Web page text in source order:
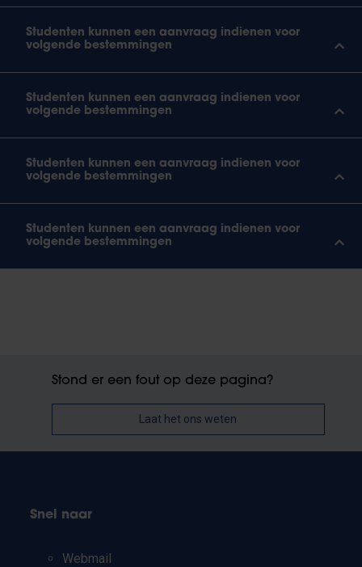
Studenten kunnen een aanvraag indienen voor
volgende bestemmingen
Studenten kunnen een aanvraag indienen voor
volgende bestemmingen
Studenten kunnen een aanvraag indienen voor
volgende bestemmingen
Studenten kunnen een aanvraag indienen voor
volgende bestemmingen
Stond er een fout op deze pagina?
Laat het ons weten
Snel naar
Webmail